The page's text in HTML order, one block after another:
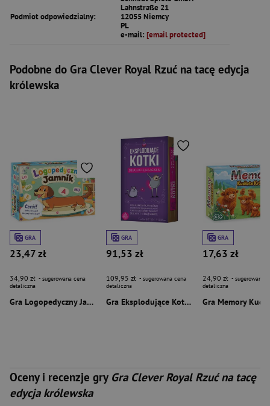
Podmiot odpowiedzialny:
Lahnstraße 21
12055 Niemcy
PL
e-mail: [email protected]
Podobne do Gra Clever Royal Rzuć na tacę edycja
królewska
GRA
23,47 zł
34,90 zł - sugerowana cena
detaliczna
Gra Logopedyczny Jamnik
GRA
91,53 zł
109,95 zł - sugerowana cena
detaliczna
Gra Eksplodujące Kotki Niech cię kłaczek!
GRA
17,63 zł
24,90 zł - sugerowana
detaliczna
Oceny i recenzje gry Gra Clever Royal Rzuć na tacę
edycja królewska